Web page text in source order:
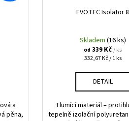
a
pěna,
EVOTEC Isolator 8
Skladem (16 ks)
od 339 Kč/ ks
Měrná
332,67 Kč / 1 ks
DETAIL
Tlumící materiál –
tepelně izolační